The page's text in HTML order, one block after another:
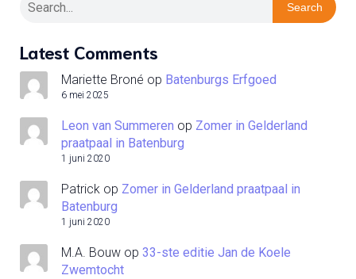
Search
Latest Comments
Mariette Broné op Batenburgs Erfgoed
6 mei 2025
Leon van Summeren op Zomer in Gelderland
praatpaal in Batenburg
1 juni 2020
Patrick op Zomer in Gelderland praatpaal in
Batenburg
1 juni 2020
M.A. Bouw op 33-ste editie Jan de Koele
Zwemtocht